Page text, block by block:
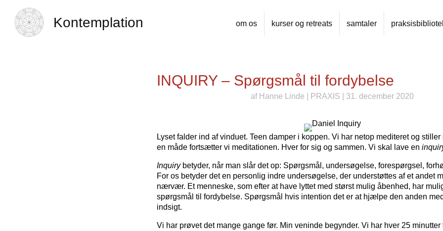
Kontemplation om os kurser og retreats samtaler
INQUIRY – Spørgsmål til fordybelse
af Hanne Linde PRAXIS | 31. december 2020
Lyset falder ind af vinduet. Teen damper i koppen. Vi har netop mediteret og stiller
en måde fortsætter vi meditationen. Hver for sig og sammen. Vi skal lave en
Inquiry betyder, når man slår det op: Spørgsmål, undersøgelse, forespørgsel,
For os betyder det en personlig indre undersøgelse, der understøttes af et andet
nærvær. Et menneske, som efter at have lyttet med størst mulig åbenhed, har
spørgsmål til fordybelse. Spørgsmål hvis intention det er at hjælpe den anden
indsigt.
Vi har prøvet det mange gange før. Min veninde begynder. Vi har hver 25